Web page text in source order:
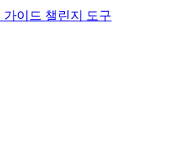
가이드 챌린지 도구